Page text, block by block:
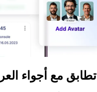
تطابق مع أجواء